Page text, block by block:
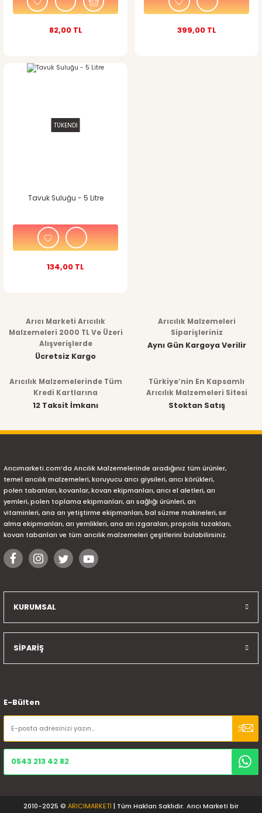
82,00 TL 399,00 TL
TÜKENDİ
Tavuk Suluğu - 5 Litre
134,00 TL
Arıcı Marketi Arıcılık
Malzemeleri 2000 TL Ve Üzeri
Alışverişlerde
Ücretsiz Kargo
Arıcılık Malzemeleri
Siparişleriniz
Aynı Gün Kargoya Verilir
Arıcılık Malzemelerinde Tüm
Kredi Kartlarına
12 Taksit İmkanı
Türkiye’nin En Kapsamlı
Arıcılık Malzemeleri Sitesi
Stoktan Satış
Arıcımarketi.com’da Arıcılık Malzemelerinde aradığınız tüm ürünler,
temel arıcılık malzemeleri, koruyucu arıcı giysileri, arıcı körükleri,
polen tabanları, kovanlar, kovan ekipmanları, arıcı el aletleri, arı
yemleri, polen toplama ekipmanları, arı sağlığı ürünleri, arı
vitaminleri, ana arı yetiştirme ekipmanları, bal süzme makineleri, sır
alma ekipmanları, arı yemlikleri, ana arı ızgaraları, propolis tuzakları,
kovan tabanları ve tüm arıcılık malzemeleri çeşitlerini bulabilirsiniz.
KURUMSAL
SİPARİŞ
E-Bülten
0543 213 42 82
2010-2025 © ARICIMARKETİ | Tüm Hakları Saklıdır. Arıcı Marketi bir